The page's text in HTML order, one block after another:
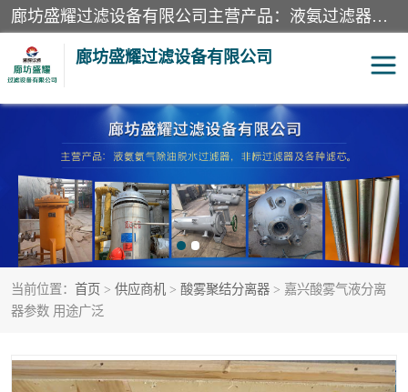
廊坊盛耀过滤设备有限公司主营产品：液氨过滤器、沼气过滤器、氨气分离器、二氧化碳过滤器、过滤器、液氨氨气过滤器、天然气过滤器、管道过滤器、*过滤器、液氨除油除水过滤器、氨气除油除水过滤器、焦炉煤气除焦油过滤器等。
廊坊盛耀过滤设备有限公司
当前位置： 首页 > 供应商机 > 酸雾聚结分离器 > 嘉兴酸雾气液分离
器参数 用途广泛
二氧化碳过滤器 过滤器
液氨氨气过滤器 沼气过滤器
天然气过滤器 管道过滤器
甲醇过滤器 液氨除油除水过滤器
硝酸尾气分离器 酸雾聚结分离器